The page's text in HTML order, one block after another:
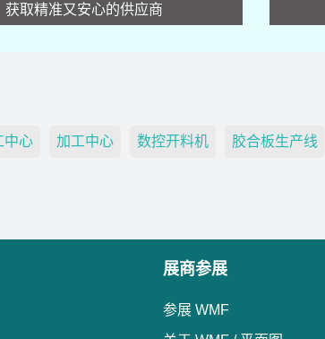
获取精准又安心的供应商
中心 加工中心 数控开料机 胶合板生产线
展商参展
参展 WMF